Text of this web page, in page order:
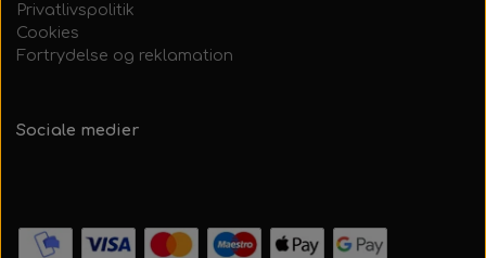
Privatlivspolitik
Cookies
Fortrydelse og reklamation
Sociale medier